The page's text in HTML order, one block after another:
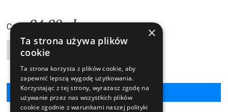
Cena: 94,90 zł
Liczba produktów
×
Ta strona używa plików
cookie
Ta strona korzysta z plików cookie, aby
zapewnić lepszą wygodę użytkowania.
Korzystając z tej strony, wyrażasz zgodę na
używanie przez nas wszystkich plików
cookie zgodnie z warunkami naszej polityki